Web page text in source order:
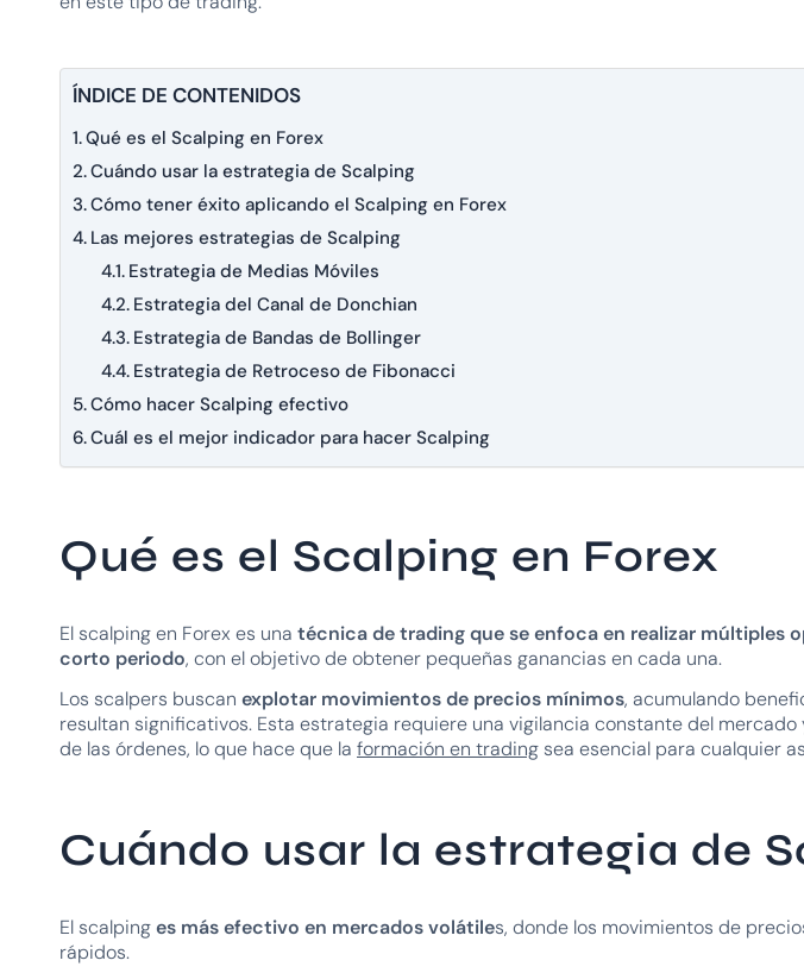
ÍNDICE DE CONTENIDOS
Qué es el Scalping en Forex
Cuándo usar la estrategia de Scalping
Cómo tener éxito aplicando el Scalping en Forex
Las mejores estrategias de Scalping
Estrategia de Medias Móviles
Estrategia del Canal de Donchian
Estrategia de Bandas de Bollinger
Estrategia de Retroceso de Fibonacci
Cómo hacer Scalping efectivo
Cuál es el mejor indicador para hacer Scalping
Qué es el Scalping en Forex
El scalping en Forex es una técnica de trading que se enfoca en realizar múltiples
corto periodo, con el objetivo de obtener pequeñas ganancias en cada una.
Los scalpers buscan explotar movimientos de precios mínimos, acumulando
resultan significativos. Esta estrategia requiere una vigilancia constante del
de las órdenes, lo que hace que la formación en trading sea esencial para cualquier
Cuándo usar la estrategia de
El scalpinges más efectivo en mercados volátiles, donde los movimientos de
rápidos.